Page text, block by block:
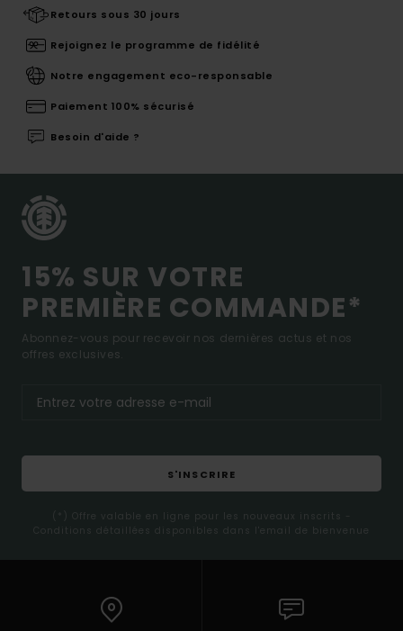
Retours sous 30 jours
Rejoignez le programme de fidélité
Notre engagement eco-responsable
Paiement 100% sécurisé
Besoin d'aide ?
15% SUR VOTRE
PREMIÈRE COMMANDE*
Abonnez-vous pour recevoir nos dernières actus et nos
offres exclusives.
S'INSCRIRE
(*) Offre valable en ligne pour les nouveaux inscrits -
Conditions détaillées disponibles dans l'email de bienvenue